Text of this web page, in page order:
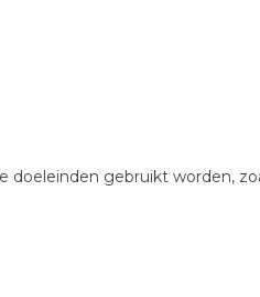
doeleinden gebruikt worden,